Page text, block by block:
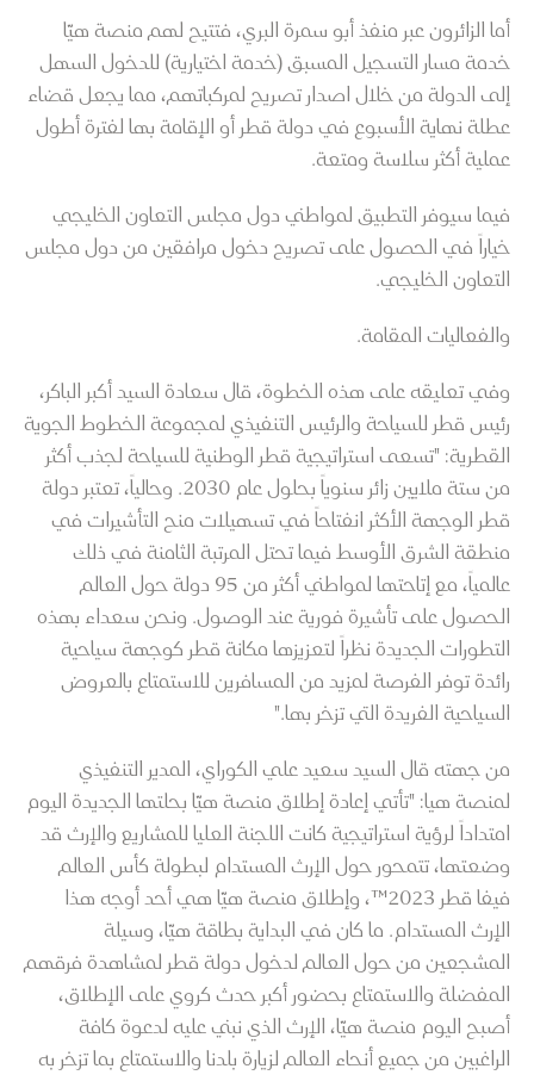
أما الزائرون عبر منفذ أبو سمرة البري، فتتيح لهم منصة هيّا
خدمة مسار التسجيل المسبق (خدمة اختيارية) للدخول السهل
إلى الدولة من خلال اصدار تصريح لمركباتهم، مما يجعل قضاء
عطلة نهاية الأسبوع في دولة قطر أو الإقامة بها لفترة أطول
عملية أكثر سلاسة ومتعة.
فيما سيوفر التطبيق لمواطني دول مجلس التعاون الخليجي
خياراً في الحصول على تصريح دخول مرافقين من دول مجلس
التعاون الخليجي.
والفعاليات المقامة.
وفي تعليقه على هذه الخطوة، قال سعادة السيد أكبر الباكر،
رئيس قطر للسياحة والرئيس التنفيذي لمجموعة الخطوط الجوية
القطرية: "تسعى استراتيجية قطر الوطنية للسياحة لجذب أكثر
من ستة ملايين زائر سنوياً بحلول عام 2030. وحالياً، تعتبر دولة
قطر الوجهة الأكثر انفتاحاً في تسهيلات منح التأشيرات في
منطقة الشرق الأوسط فيما تحتل المرتبة الثامنة في ذلك
عالمياً، مع إتاحتها لمواطني أكثر من 95 دولة حول العالم
الحصول على تأشيرة فورية عند الوصول. ونحن سعداء بهذه
التطورات الجديدة نظراً لتعزيزها مكانة قطر كوجهة سياحية
رائدة توفر الفرصة لمزيد من المسافرين للاستمتاع بالعروض
السياحية الفريدة التي تزخر بها."
من جهته قال السيد سعيد علي الكوراي، المدير التنفيذي
لمنصة هيا: "تأتي إعادة إطلاق منصة هيّا بحلتها الجديدة اليوم
امتداداً لرؤية استراتيجية كانت اللجنة العليا للمشاريع والإرث قد
وضعتها، تتمحور حول الإرث المستدام لبطولة كأس العالم
فيفا قطر 2023™، وإطلاق منصة هيّا هي أحد أوجه هذا
الإرث المستدام. ما كان في البداية بطاقة هيّا، وسيلة
المشجعين من حول العالم لدخول دولة قطر لمشاهدة فرقهم
المفضلة والاستمتاع بحضور أكبر حدث كروي على الإطلاق،
أصبح اليوم منصة هيّا، الإرث الذي نبني عليه لدعوة كافة
الراغبين من جميع أنحاء العالم لزيارة بلدنا والاستمتاع بما تزخر به